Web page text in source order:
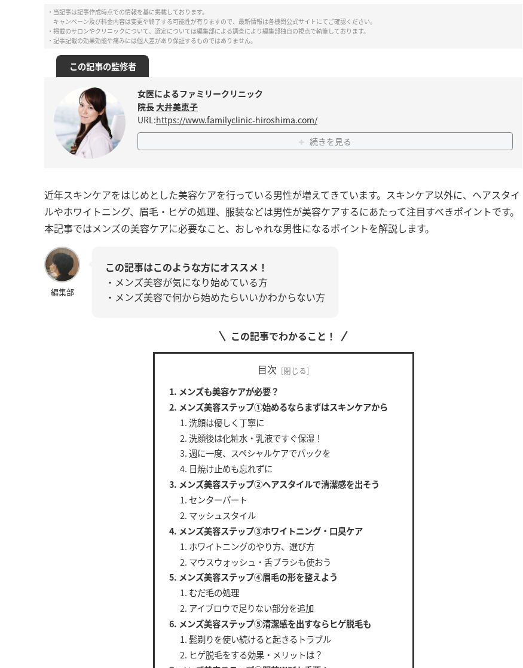
・当記事は記事作成時点での情報を基に掲載しております。
キャンペーン及び料金内容は変更や終了する可能性が有りますので、最新情報は各機関公式サイトにてご確認ください。
・掲載のサロンやクリニックについて、選定については編集部による調査により編集部独自の視点で執筆しております。
・記事記載の効果効能や痛みには個人差があり保証するものではありません。
この記事の監修者
女医によるファミリークリニック
院長大井美恵子
URL:https://www.familyclinic-hiroshima.com/
続きを見る
近年スキンケアをはじめとした美容ケアを行っている男性が増えてきています。スキンケア以外に、ヘアスタイ
ルやホワイトニング、眉毛・ヒゲの処理、服装などは男性が美容ケアするにあたって注目すべきポイントです。
本記事ではメンズの美容ケアに必要なこと、おしゃれな男性になるポイントを解説します。
編集部
この記事はこのような方にオススメ！
・メンズ美容が気になり始めている方
・メンズ美容で何から始めたらいいかわからない方
この記事でわかること！
目次
メンズも美容ケアが必要？
メンズ美容ステップ①始めるならまずはスキンケアから
洗顔は優しく丁寧に
洗顔後は化粧水・乳液ですぐ保湿！
週に一度、スペシャルケアでパックを
日焼け止めも忘れずに
メンズ美容ステップ②ヘアスタイルで清潔感を出そう
センターパート
マッシュスタイル
メンズ美容ステップ③ホワイトニング・口臭ケア
ホワイトニングのやり方、選び方
マウスウォッシュ・舌ブラシも使おう
メンズ美容ステップ④眉毛の形を整えよう
むだ毛の処理
アイブロウで足りない部分を追加
メンズ美容ステップ⑤清潔感を出すならヒゲ脱毛も
髭剃りを使い続けると起きるトラブル
ヒゲ脱毛をする効果・メリットは？